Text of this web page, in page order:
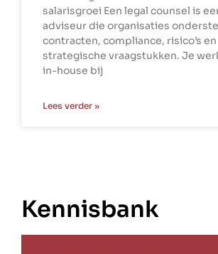
salarisgroei Een legal counsel is
adviseur die organisaties
contracten, compliance, risico’s en
strategische vraagstukken. Je
in-house bij
Lees verder »
Kennisbank